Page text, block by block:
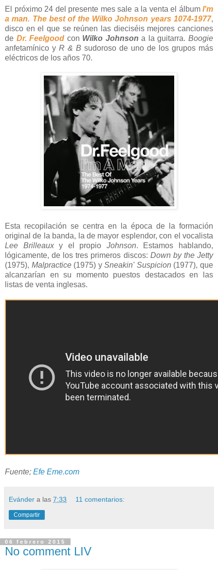
El próximo 24 del presente mes sale a la venta el álbum I'm
a man. The best of the Wilko Johnson years 1074-1977,
disco en el que se reúnen las dieciséis mejores canciones
de Dr. Feelgood con Wilko Johnson a la guitarra.Boogie
anfetamínico y R & B sudoroso de uno de los grupos más
eléctricos de los años 70.
Esta recopilación se centra en la época de la formación
original de la banda, la de mayor esplendor, con el vocalista
Lee Brilleauxy el propio Johnson. Estamos hablando,
lógicamente, de los tres primeros discos: Down by the Jetty
(1975), Malpractice (1975) ySneakin' Suspicion (1977), que
alcanzarían en su momento puestos destacados en las
listas de venta inglesas.
Fuente; Efe Eme.com
Evánder a las 7:33 11 comentarios:
Compartir
06 febrero 2015
No comment LIV